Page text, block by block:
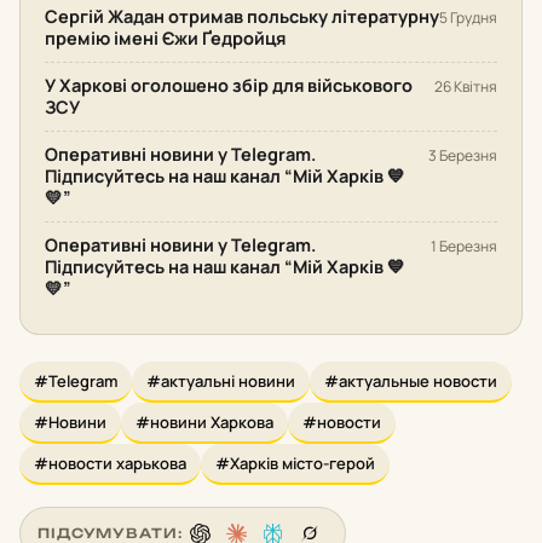
Сергій Жадан отримав польську літературну
премію імені Єжи Ґедройця
5 Грудня
У Харкові оголошено збір для військового
ЗСУ
26 Квітня
Оперативні новини у Telegram.
Підписуйтесь на наш канал “Мій Харків 💙
💛”
3 Березня
Оперативні новини у Telegram.
Підписуйтесь на наш канал “Мій Харків 💙
💛”
1 Березня
#Telegram #актуальні новини
#актуальные новости
#Новини
#новини Харкова
#новости
#новости харькова
#Харків місто-герой
ПІДСУМУВАТИ: